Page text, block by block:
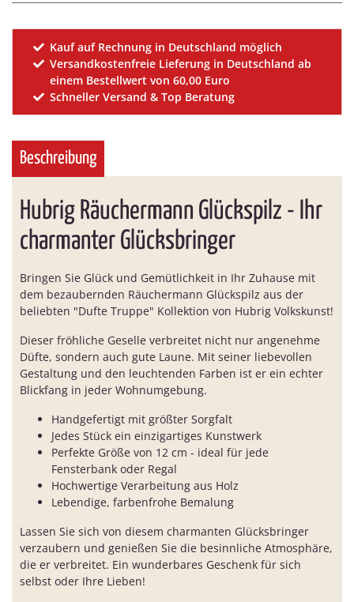
Kauf auf Rechnung in Deutschland möglich
Versandkostenfreie Lieferung in Deutschland ab
einem Bestellwert von 60,00 Euro
Schneller Versand & Top Beratung
Beschreibung
Hubrig Räuchermann Glückspilz - Ihr
charmanter Glücksbringer
Bringen Sie Glück und Gemütlichkeit in Ihr Zuhause mit
dem bezaubernden Räuchermann Glückspilz aus der
beliebten "Dufte Truppe" Kollektion von Hubrig Volkskunst!
Dieser fröhliche Geselle verbreitet nicht nur angenehme
Düfte, sondern auch gute Laune. Mit seiner liebevollen
Gestaltung und den leuchtenden Farben ist er ein echter
Blickfang in jeder Wohnumgebung.
Handgefertigt mit größter Sorgfalt
Jedes Stück ein einzigartiges Kunstwerk
Perfekte Größe von 12 cm - ideal für jede
Fensterbank oder Regal
Hochwertige Verarbeitung aus Holz
Lebendige, farbenfrohe Bemalung
Lassen Sie sich von diesem charmanten Glücksbringer
verzaubern und genießen Sie die besinnliche Atmosphäre,
die er verbreitet. Ein wunderbares Geschenk für sich
selbst oder Ihre Lieben!